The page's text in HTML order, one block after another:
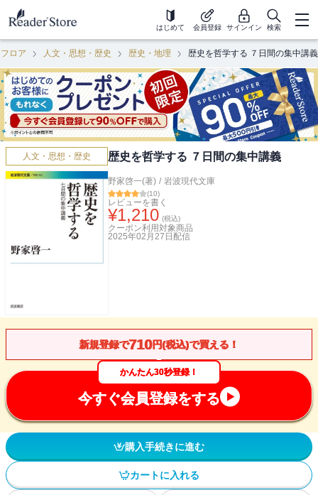
はじめて 会員登録 サインイン 検索
ロア 人文・思想・歴史 歴史・地理 歴史を哲学する ７日間の集中講義
人文・思想・歴史 歴史を哲学する ７日間の集中講義
野家啓一(著) / 岩波現代文庫
(10)
レビューを書く
¥1,210 (税込)
クーポン利用対象商品
2025年02月27日 配信
新規登録で710円(税込)で買える！
かんたん30秒登録！
今すぐ会員登録をする
購入手続きに進む
カートに入れる